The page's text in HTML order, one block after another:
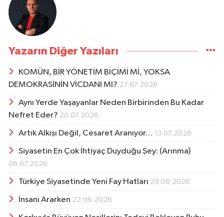
Yazarın Diğer Yazıları
KOMÜN, BİR YÖNETİM BİÇİMİ Mİ, YOKSA
DEMOKRASİNİN VİCDANI MI? 27.07.2026
Aynı Yerde Yaşayanlar Neden Birbirinden Bu Kadar
Nefret Eder? 20.07.2026
Artık Alkışı Değil, Cesaret Aranıyor… 13.07.2026
Siyasetin En Çok İhtiyaç Duyduğu Şey: (Arınma)
06.07.2026
Türkiye Siyasetinde Yeni Fay Hatları 29.06.2026
İnsanı Ararken 22.06.2026